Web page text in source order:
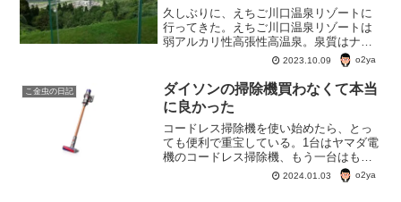
久しぶりに、えちご川口温泉リゾートに
行ってきた。えちご川口温泉リゾートは
弱アルカリ性高張性高温泉。泉質はナト
リウムを主とした塩化物強塩。要は海水
の成分に似た塩分を含む温泉で、よく温
まる。特徴的なのは、「高張性高温泉」
という部分。珍しいらしい。
2023.10.09 o2ya
こ金虫の日記
ダイソンの掃除機買わなくて本当
に良かった
コードレス掃除機を使い始めたら、とっ
ても便利で重宝している。1台はヤマダ電
機のコードレス掃除機、もう一台はもっ
と安いコードレス掃除機。仕事場で使っ
ているのはダイソンのコードレス掃除
2024.01.03 o2ya